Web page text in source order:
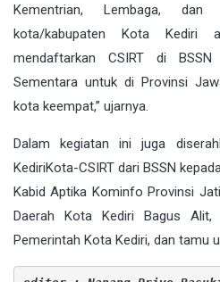
Kementrian, Lembaga, dan
kota/kabupaten Kota Kediri
mendaftarkan CSIRT di
Sementara untuk di Provinsi
kota keempat,” ujarnya.
Dalam kegiatan ini juga
KediriKota-CSIRT dari BSSN
Kabid Aptika Kominfo Provinsi
Daerah Kota Kediri Bagus Alit,
Pemerintah Kota Kediri, dan tamu